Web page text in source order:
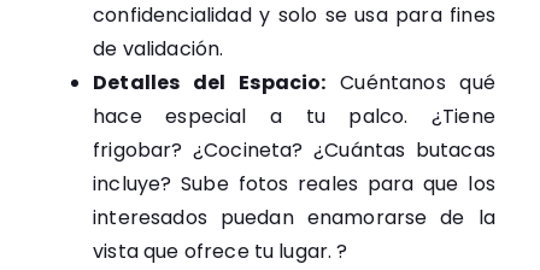
confidencialidad y solo se usa para fines
de validación.
Detalles del Espacio: Cuéntanos qué
hace especial a tu palco. ¿Tiene
frigobar? ¿Cocineta? ¿Cuántas butacas
incluye? Sube fotos reales para que los
interesados puedan enamorarse de la
vista que ofrece tu lugar. ?